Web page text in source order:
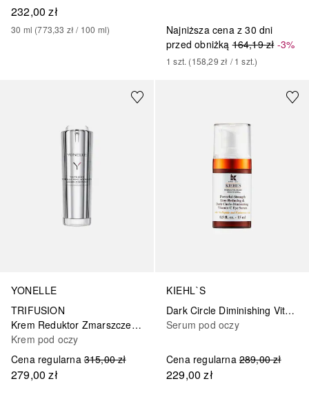
232,00 zł
30 ml (773,33 zł / 100 ml)
Najniższa cena z 30 dni
przed obniżką 164,19 zł-3%
1 szt. (158,29 zł / 1 szt.)
YONELLE
TRIFUSION
Krem Reduktor Zmarszczek Mimicznych W Okolicach Oczu I Ust
Krem pod oczy
Cena regularna 315,00 zł
279,00 zł
KIEHL`S
Dark Circle Diminishing Vitamin C
Serum pod oczy
Cena regularna 289,00 zł
229,00 zł
Sponsorowany